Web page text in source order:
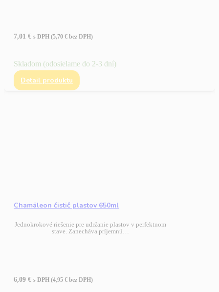
7,01€ s DPH (5,70€ bez DPH)
Skladom (odosielame do 2-3 dní)
Detail produktu
Chamäleon čistič plastov 650ml
Jednokrokové riešenie pre udržanie plastov v perfektnom
stave. Zanecháva príjemnú…
6,09€ s DPH (4,95€ bez DPH)